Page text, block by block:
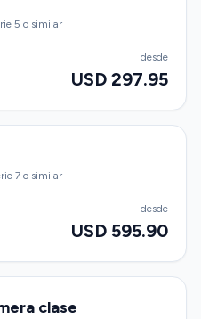
5 o similar
desde
USD 297.95
7 o similar
desde
USD 595.90
clase